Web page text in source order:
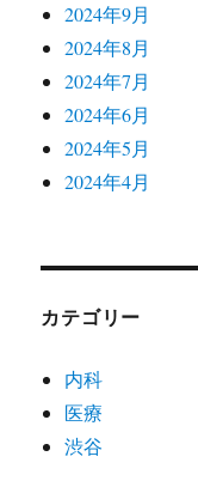
2024年9月
2024年8月
2024年7月
2024年6月
2024年5月
2024年4月
カテゴリー
内科
医療
渋谷